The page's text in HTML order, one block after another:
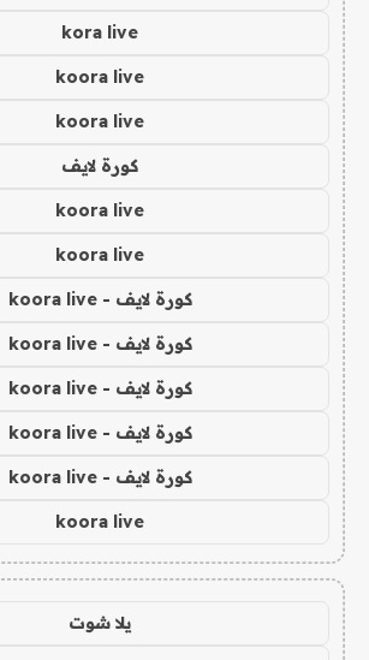
kora live
koora live
koora live
كورة لايف
koora live
koora live
كورة لايف - koora live
كورة لايف - koora live
كورة لايف - koora live
كورة لايف - koora live
كورة لايف - koora live
koora live
يلا شوت